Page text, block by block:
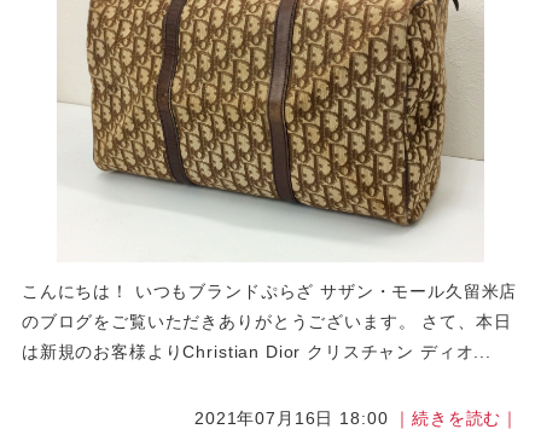
こんにちは！ いつもブランドぷらざ サザン・モール久留米店
のブログをご覧いただきありがとうございます。 さて、本日
は新規のお客様よりChristian Dior クリスチャン ディオ...
2021年07月16日 18:00 ｜続きを読む｜